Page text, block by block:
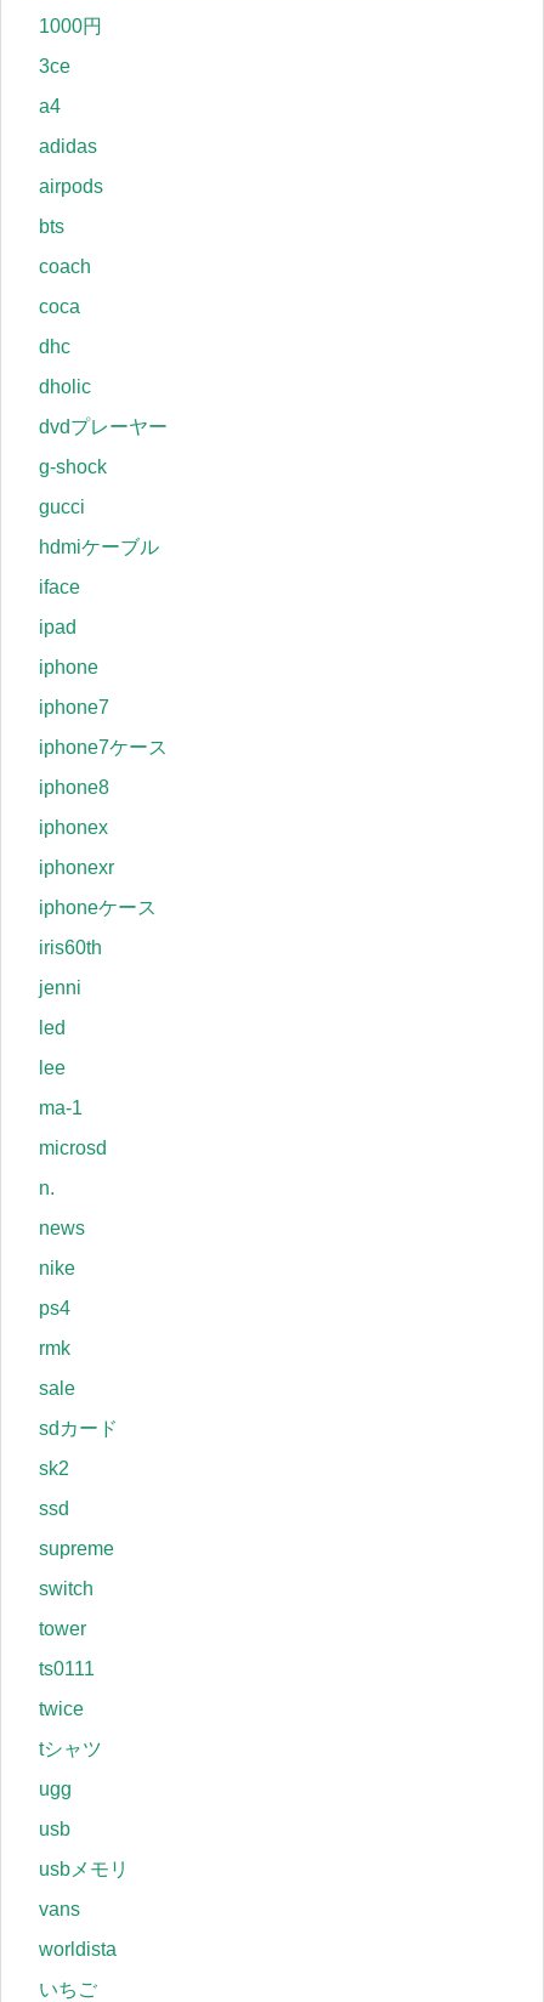
1000円
3ce
a4
adidas
airpods
bts
coach
coca
dhc
dholic
dvdプレーヤー
g-shock
gucci
hdmiケーブル
iface
ipad
iphone
iphone7
iphone7ケース
iphone8
iphonex
iphonexr
iphoneケース
iris60th
jenni
led
lee
ma-1
microsd
n.
news
nike
ps4
rmk
sale
sdカード
sk2
ssd
supreme
switch
tower
ts0111
twice
tシャツ
ugg
usb
usbメモリ
vans
worldista
いちご